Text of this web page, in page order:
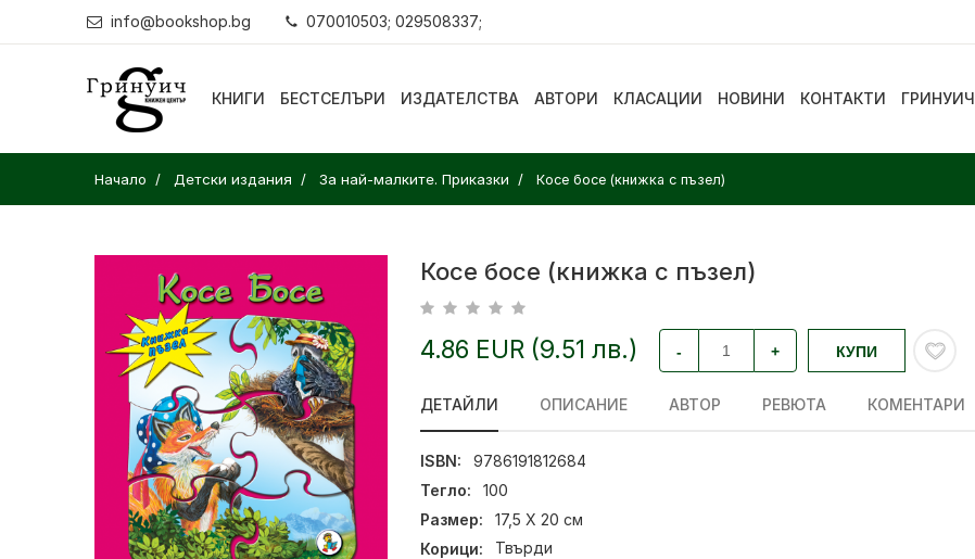
info@bookshop.bg 070010503; 029508337;
КНИГИ БЕСТСЕЛЪРИ ИЗДАТЕЛСТВА АВТОРИ КЛАСАЦИИ НОВИНИ КОНТАКТИ ГРИНУИЧ
Начало Детски издания За най-малките. Приказки Косе босе (книжка с пъзел)
Косе босе (книжка с пъзел)
4.86 EUR (9.51 лв.) - + КУПИ
ДЕТАЙЛИ ОПИСАНИЕ АВТОР РЕВЮТА КОМЕНТАРИ
ISBN:
9786191812684
Тегло:
100
Размер:
17,5 Х 20 см
Корици:
Твърди